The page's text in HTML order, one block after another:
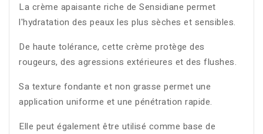
La crème apaisante riche de Sensidiane permet
l'hydratation des peaux les plus sèches et sensibles.
De haute tolérance, cette crème protège des
rougeurs, des agressions extérieures et des flushes.
Sa texture fondante et non grasse permet une
application uniforme et une pénétration rapide.
Elle peut également être utilisé comme base de